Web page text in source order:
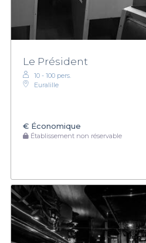
Le Président
10 - 100 pers.
Euralille
€ Économique
Établissement non réservable